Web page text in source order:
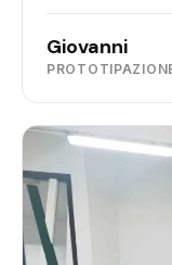
Giovanni